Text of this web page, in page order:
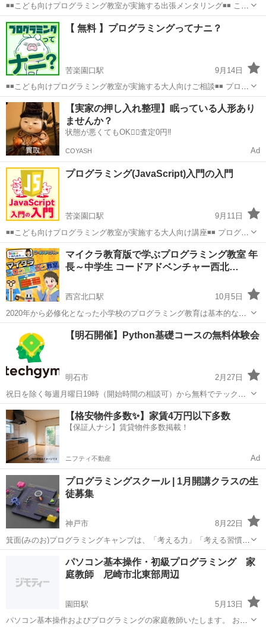
◾️◾️こども向けプログラミング教室が実施する出張メンタリング◾️◾️ こど
も向けプログラミング教室プログラbitの プログラミング(Scratch)学習
をご自宅で頑張っているお子様を対象としたメンタリング(成長支援...
兵庫 西宮市 苦楽園口駅 プログラミング
【 無料 】プログラミングってナニ？
苦楽園口駅
9月14日
◾️◾️こども向けプログラミング教室が実施する大人向けご相談◾️◾️ プログ
ラミングを学習してみたい・・、 でも本屋に行くとたくさん書籍があ
るけど、どれを読めば良いか分からない・・ 又、子供が「プログラミ
ングを習い...
兵庫 西宮市 苦楽園口駅 プログラミング
【実家の押し入れ整理】眠っている人形あり
ませんか？
状態が悪くてもOK🙆‍♀️査定0円‼️
COYASH Ad
プログラミング(JavaScript)入門の入門
苦楽園口駅
9月11日
◾️◾️こども向けプログラミング教室が実施する大人向け講座◾️◾️ プログラ
ミングってなに？ 汎用性の高い言語JavaScriptを通じてプログラミン
グの第一歩を踏み出してみませんか？ 当教室では子供対象をメイ...
兵庫 西宮市 苦楽園口駅 プログラミング JavaScript
マイクラ教育版で学ぶプログラミング教室 年
長～中学生 コードアドベンチャー西北…
西宮北口駅
10月5日
2020年から必修化となった小学校のプログラミング教育は基本的な情
報活用能力とともに、試行錯誤することによる論理的思考力を育てる
のが狙いです。理科の教科書にプログラミングが載っており、小学生
全員がプログラミングを学習する時代...
西宮北口駅 プログラミング 年長
【明石開催】Python基礎コースの無料体験会
明石市
2月27日
祝日を除く毎週月曜日19時（開始時間の相談可）から無料でテックジ
ム方式のテキストを体験していただきます。プログラミング初心者の
方でもマンツーマンでの実施となりますので、安心して体験していた
だけます。 付き添いの方やお友...
兵庫 明石市 プログラミング Python
【格安物件多数✨】家賃4万円以下多数
【保証人ナシ】賃貸物件多数掲載！
ニフティ不動産 Ad
プログラミングスクール | 1月開講クラスの生
徒募集
神戸市
8月22日
箕面(みのお)プログラミングキャンプは、「考える力」「考える習慣」
を養うプログラミングスクールです。 未経験者・初心者はもちろんの
こと、経験者がさらにスキルアップして就職や業務で活躍できるスキ
ルを身につけるお手伝いをさせて...
プログラミング Python
パソコン基本操作・初級プログラミング 家
庭教師 尼崎市北東部周辺
園田駅
5月13日
パソコン基本操作およびプログラミングの家庭教師いたします。 おす